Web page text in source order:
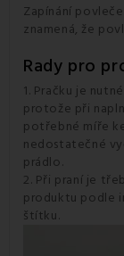
Zapínání
znamená, že
Rady pro
1. Pračku je
protože při
potřebné míře
nedostatečné
prádlo.
2. Při praní je
produktu podle
štítku.